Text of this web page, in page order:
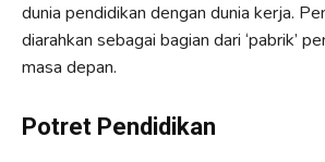
dunia pendidikan dengan dunia kerja.
diarahkan sebagai bagian dari ‘pabrik’
masa depan.
Potret Pendidikan